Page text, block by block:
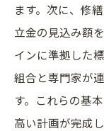
合意形成ま
長期修
体像
住民へ
の作り
ます。次に、修
立金の見込み額
インに準拠した
組合と専門家が
す。これらの基
高い計画が完成し